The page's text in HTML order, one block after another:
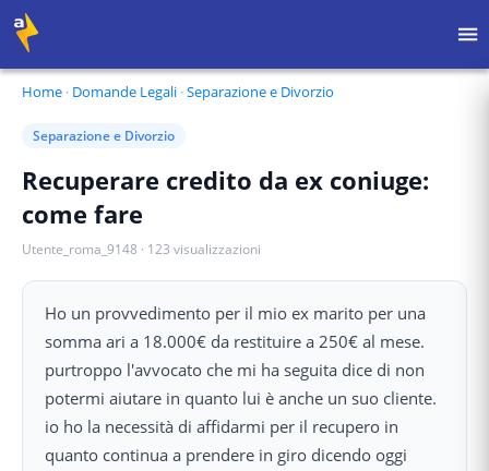
Home · Domande Legali ·Separazione e Divorzio
Separazione e Divorzio
Recuperare credito da ex coniuge:
come fare
Utente_roma_9148 · 123 visualizzazioni
Ho un provvedimento per il mio ex marito per una
somma ari a 18.000€ da restituire a 250€ al mese.
purtroppo l'avvocato che mi ha seguita dice di non
potermi aiutare in quanto lui è anche un suo cliente.
io ho la necessità di affidarmi per il recupero in
quanto continua a prendere in giro dicendo oggi